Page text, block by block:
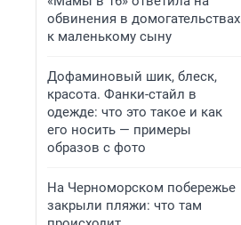
обвинения в домогательствах
к маленькому сыну
Дофаминовый шик, блеск,
красота. Фанки-стайл в
одежде: что это такое и как
его носить — примеры
образов с фото
На Черноморском побережье
закрыли пляжи: что там